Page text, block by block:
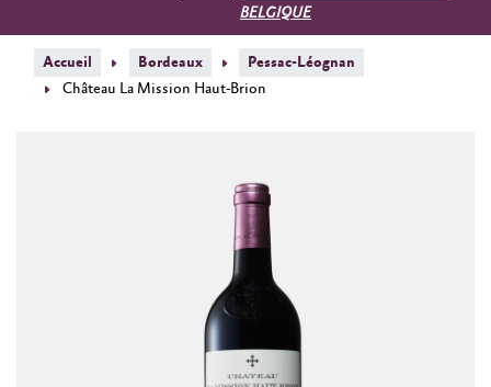
BELGIQUE
Accueil Bordeaux
Pessac-Léognan
Château La Mission Haut-Brion